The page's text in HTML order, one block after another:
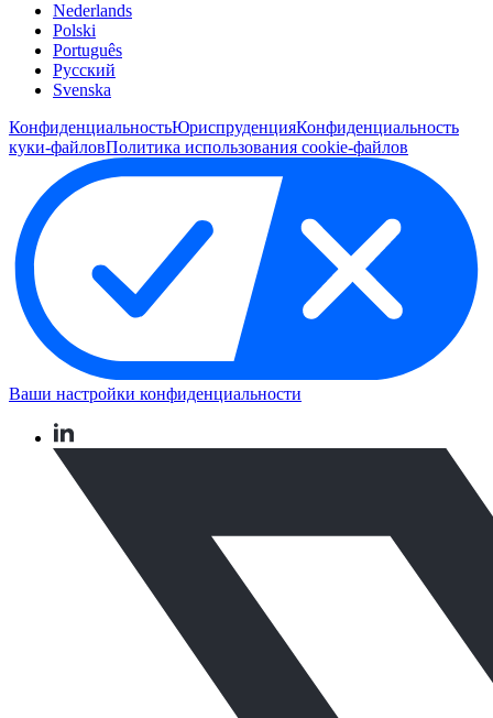
Nederlands
Polski
Português
Pусский
Svenska
КонфиденциальностьЮриспруденцияКонфиденциальность
куки-файловПолитика использования cookie-файлов
Ваши настройки конфиденциальности